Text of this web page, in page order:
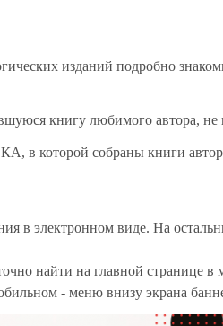
изданий подробно
книгу любимого автора, не
которой собраны книги
в электронном виде. На
найти на главной странице
- меню внизу экрана